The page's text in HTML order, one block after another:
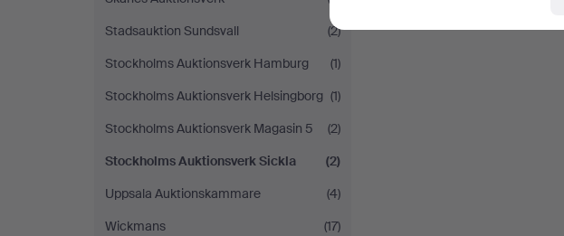
Stadsauktion Sundsvall
(2)
Stockholms Auktionsverk Hamburg
(1)
Stockholms Auktionsverk Helsingborg (1)
Stockholms Auktionsverk Magasin 5
(2)
Stockholms Auktionsverk Sickla
(2)
Uppsala Auktionskammare
(4)
Wickmans
(17)